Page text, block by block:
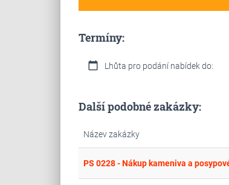
Termíny:
calendar_today Lhůta pro podání nabídek do:
Další podobné zakázky:
Název zakázky
PS 0228 - Nákup kameniva a